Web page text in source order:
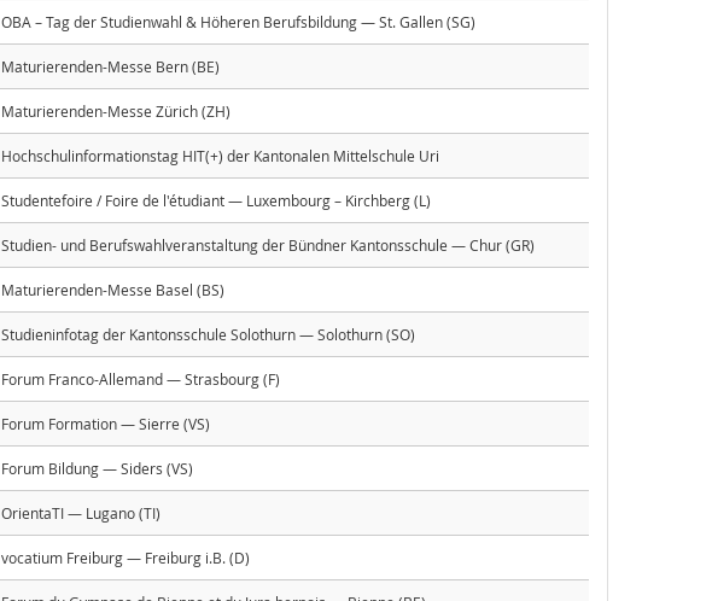
OBA – Tag der Studienwahl & Höheren Berufsbildung — St. Gallen (SG)
Maturierenden-Messe Bern (BE)
Maturierenden-Messe Zürich (ZH)
Hochschulinformationstag HIT(+) der Kantonalen Mittelschule Uri
Studentefoire / Foire de l'étudiant — Luxembourg – Kirchberg (L)
Studien- und Berufswahlveranstaltung der Bündner Kantonsschule — Chur (GR)
Maturierenden-Messe Basel (BS)
Studieninfotag der Kantonsschule Solothurn — Solothurn (SO)
Forum Franco-Allemand — Strasbourg (F)
Forum Formation — Sierre (VS)
Forum Bildung — Siders (VS)
OrientaTI — Lugano (TI)
vocatium Freiburg — Freiburg i.B. (D)